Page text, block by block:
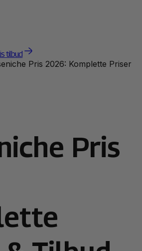
tilbud
Pris 2026: Komplette Priser
Pris